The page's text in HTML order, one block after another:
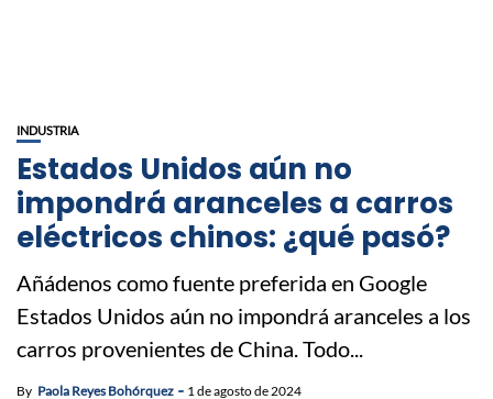
INDUSTRIA
Estados Unidos aún no
impondrá aranceles a carros
eléctricos chinos: ¿qué pasó?
Añádenos como fuente preferida en Google
Estados Unidos aún no impondrá aranceles a los
carros provenientes de China. Todo...
By Paola Reyes Bohórquez 1 de agosto de 2024